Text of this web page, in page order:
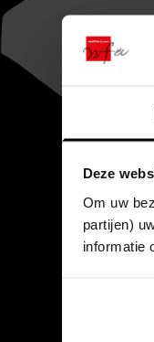
Deze
Om uw
partijen)
informatie